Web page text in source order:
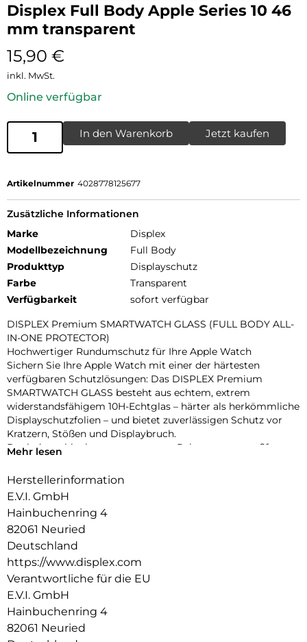
Displex Full Body Apple Series 10 46
mm transparent
15,90 €
inkl. MwSt.
Online verfügbar
In den Warenkorb Jetzt kaufen
Artikelnummer 4028778125677
Zusätzliche Informationen
Marke
Displex
Modellbezeichnung
Full Body
Produkttyp
Displayschutz
Farbe
Transparent
Verfügbarkeit
sofort verfügbar
DISPLEX Premium SMARTWATCH GLASS (FULL BODY ALL-
IN-ONE PROTECTOR)
Hochwertiger Rundumschutz für Ihre Apple Watch
Sichern Sie Ihre Apple Watch mit einer der härtesten
verfügbaren Schutzlösungen: Das DISPLEX Premium
SMARTWATCH GLASS besteht aus echtem, extrem
widerstandsfähigem 10H-Echtglas – härter als herkömmliche
Displayschutzfolien – und bietet zuverlässigen Schutz vor
Kratzern, Stößen und Displaybruch.
Dank des schlanken, transparenten Rahmens aus stoßfestem
gesamte Gehäuse geschützt – ohne aufzutragen oder die
Dichtung sorgt für eine IP68-Zertifizierung, die die Uhr
effektiv vor Wasser und Staub schützt – ideal für sportliche
Aktivitäten, Outdoor-Einsätze und den täglichen Gebrauch.
Eine High-Tech-Anti-Fingerprint-Beschichtung reduziert
Fingerabdrücke und erleichtert die Reinigung, während die
reaktionsschnelle Touch- und Button-Bedienung vollständig
erhalten bleibt. Die Uhr lässt sich zudem komfortabel laden,
ohne den Schutz entfernen zu müssen. Dank Snap-On-
Technologie ist die Montage ebenso einfach wie die
Entfernung – ganz ohne Werkzeug.
Produktvorteile auf einen Blick:
Mehr lesen
Herstellerinformation
E.V.I. GmbH
Hainbuchenring 4
82061 Neuried
Deutschland
https://www.displex.com
Verantwortliche für die EU
E.V.I. GmbH
Hainbuchenring 4
82061 Neuried